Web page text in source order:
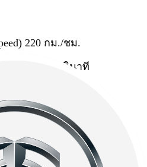
220 กม./ชม.
. ภายใน 4.5 วินาที
บาท*